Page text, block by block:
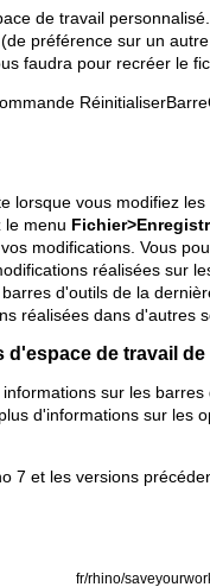
de travail
préférence sur un
faudra pour recréer le
lorsque vous modifiez
le menu
modifications. Vous
réalisées sur
d'outils de la
réalisées dans d'autres
d'espace de travail
sur les
plus d'informations sur les
7 et les versions
fr/rhino/